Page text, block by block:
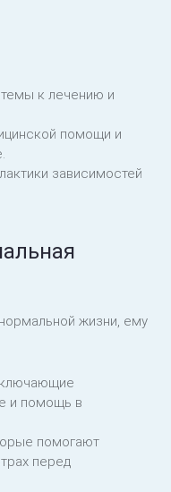
к лечению и
помощи и
зависимостей
жизни, ему
и помощь в
помогают
перед